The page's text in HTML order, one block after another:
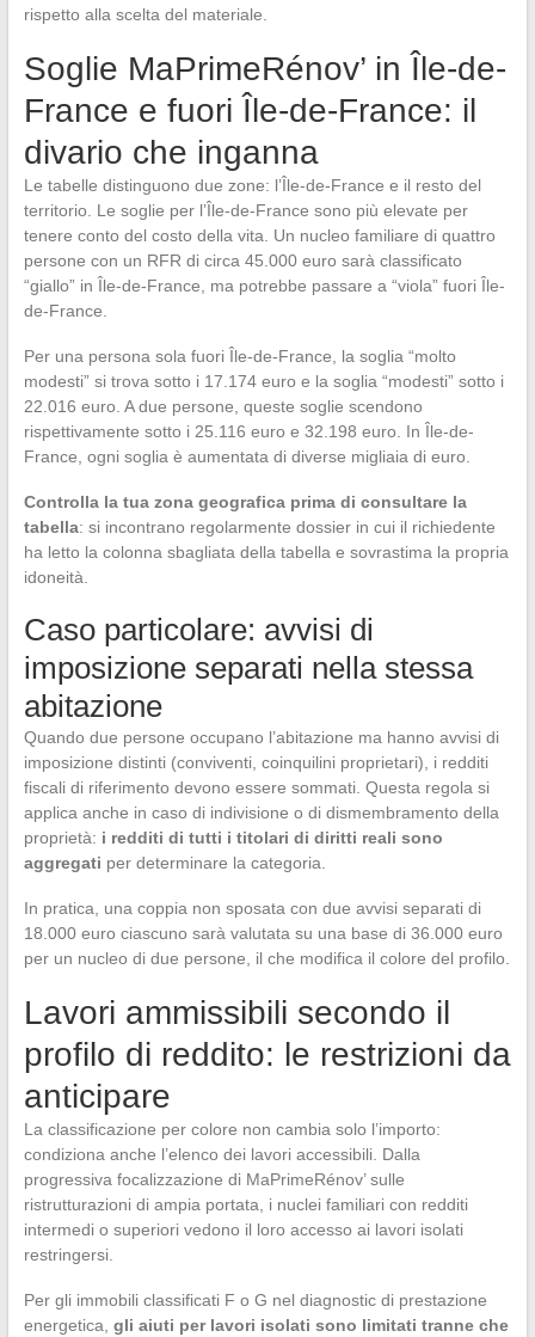
rispetto alla scelta del materiale.
Soglie MaPrimeRénov’ in Île-de-
France e fuori Île-de-France: il
divario che inganna
Le tabelle distinguono due zone: l’Île-de-France e il resto del
territorio. Le soglie per l’Île-de-France sono più elevate per
tenere conto del costo della vita. Un nucleo familiare di quattro
persone con un RFR di circa 45.000 euro sarà classificato
“giallo” in Île-de-France, ma potrebbe passare a “viola” fuori Île-
de-France.
Per una persona sola fuori Île-de-France, la soglia “molto
modesti” si trova sotto i 17.174 euro e la soglia “modesti” sotto i
22.016 euro. A due persone, queste soglie scendono
rispettivamente sotto i 25.116 euro e 32.198 euro. In Île-de-
France, ogni soglia è aumentata di diverse migliaia di euro.
Controlla la tua zona geografica prima di consultare la
tabella: si incontrano regolarmente dossier in cui il richiedente
ha letto la colonna sbagliata della tabella e sovrastima la propria
idoneità.
Caso particolare: avvisi di
imposizione separati nella stessa
abitazione
Quando due persone occupano l’abitazione ma hanno avvisi di
imposizione distinti (conviventi, coinquilini proprietari), i redditi
fiscali di riferimento devono essere sommati. Questa regola si
applica anche in caso di indivisione o di dismembramento della
proprietà: i redditi di tutti i titolari di diritti reali sono
aggregati per determinare la categoria.
In pratica, una coppia non sposata con due avvisi separati di
18.000 euro ciascuno sarà valutata su una base di 36.000 euro
per un nucleo di due persone, il che modifica il colore del profilo.
Lavori ammissibili secondo il
profilo di reddito: le restrizioni da
anticipare
La classificazione per colore non cambia solo l’importo:
condiziona anche l’elenco dei lavori accessibili. Dalla
progressiva focalizzazione di MaPrimeRénov’ sulle
ristrutturazioni di ampia portata, i nuclei familiari con redditi
intermedi o superiori vedono il loro accesso ai lavori isolati
restringersi.
Per gli immobili classificati F o G nel diagnostic di prestazione
energetica, gli aiuti per lavori isolati sono limitati tranne che